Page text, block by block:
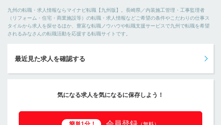
九州の転職・求人情報ならマイナビ転職【九州版】。長崎県／内装施工管理・工事監理者
（リフォーム・住宅・商業施設等）の転職・求人情報などご希望の条件やこだわりの仕事ス
タイルから求人を探せるほか、豊富な転職ノウハウや転職支援サービスで九州で転職を希望
されるみなさんの転職活動を応援する転職サイトです。
最近見た求人を確認する
気になる求人を気になるに保存しよう！